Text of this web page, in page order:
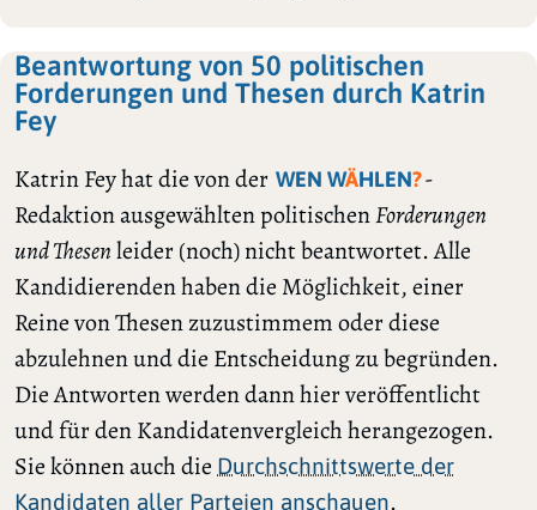
Beantwortung von 50 politischen
Forderungen und Thesen durch Katrin
Fey
Katrin Fey hat die von der WEN WÄHLEN?-
Redaktion ausgewählten politischenForderungen
und Thesenleider (noch) nicht beantwortet. Alle
Kandidierenden haben die Möglichkeit, einer
Reine von Thesen zuzustimmem oder diese
abzulehnen und die Entscheidung zu begründen.
Die Antworten werden dann hier veröffentlicht
und für den Kandidatenvergleich herangezogen.
Sie können auch die Durchschnittswerte der
Kandidaten aller Parteien anschauen.